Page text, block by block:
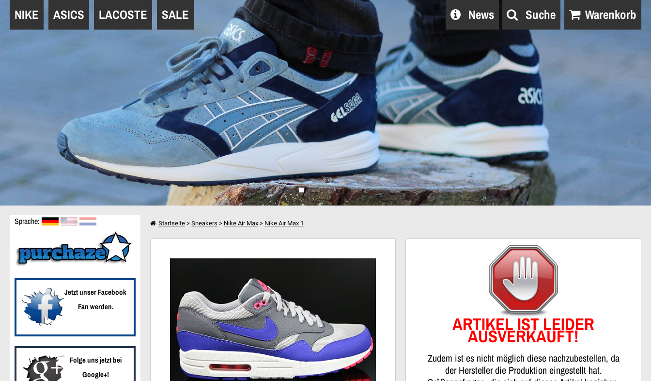
NIKE ASICS LACOSTE SALE News Suche Warenkorb
Weiter einkaufen
Sprache:
Jetzt unser Facebook
Fan werden.
Folge uns jetzt bei
Google+!
Startseite > Sneakers > Nike Air Max > Nike Air Max 1
Nike Air Max 1 Essential
ARTIKEL IST LEIDER
AUSVERKAUFT!
Zudem ist es nicht möglich diese nachzubestellen, da
der Hersteller die Produktion eingestellt hat.